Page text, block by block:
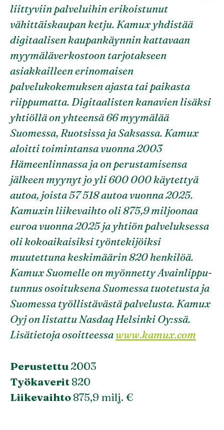
liittyviin palveluihin erikoistunut
vähittäiskaupan ketju. Kamux yhdistää
digitaalisen kaupankäynnin kattavaan
myymäläverkostoon tarjotakseen
asiakkailleen erinomaisen
palvelukokemuksen ajasta tai paikasta
riippumatta. Digitaalisten kanavien lisäksi
yhtiöllä on yhteensä 66 myymälää
Suomessa, Ruotsissa ja Saksassa. Kamux
aloitti toimintansa vuonna 2003
Hämeenlinnassa ja on perustamisensa
jälkeen myynyt jo yli 600 000 käytettyä
autoa, joista 57 518 autoa vuonna 2025.
Kamuxin liikevaihto oli 875,9 miljoonaa
euroa vuonna 2025 ja yhtiön palveluksessa
oli kokoaikaisiksi työntekijöiksi
muutettuna keskimäärin 820 henkilöä.
Kamux Suomelle on myönnetty Avainlippu-
tunnus osoituksena Suomessa tuotetusta ja
Suomessa työllistävästä palvelusta. Kamux
Oyj on listattu Nasdaq Helsinki Oy:ssä.
Lisätietoja osoitteessawww.kamux.com
Perustettu 2003
Työkaverit820
Liikevaihto875,9 milj. €